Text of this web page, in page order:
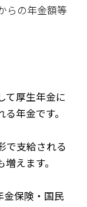
らの年金額等
て厚生年金に
年金です。
で支給される
えます。
金保険・国民